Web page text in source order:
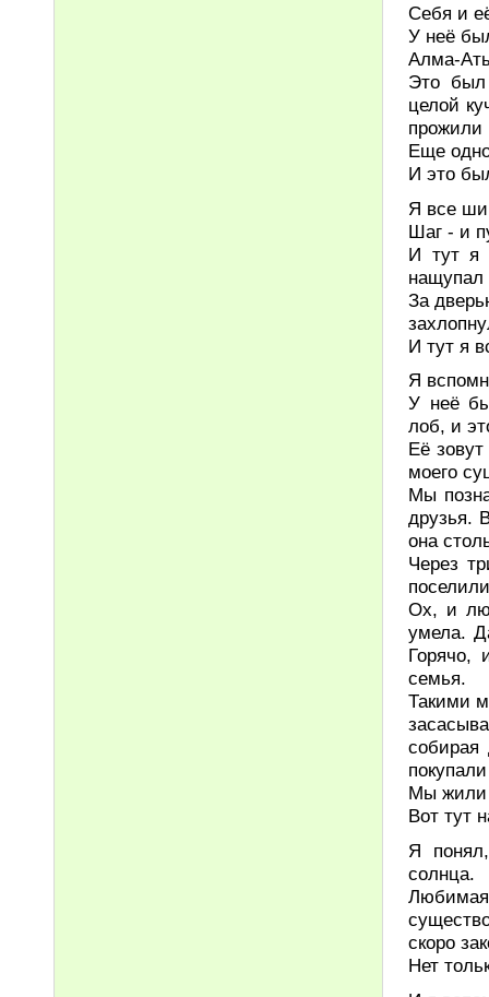
Себя и
У неё
Алма-
Это
целой
прожили
Еще
И это
Я все
Шаг - и
И тут я
нащупал
За
И тут я
Я
У неё
лоб, и
Её
моего
Мы
друзья.
она
Через
Ох, и
умела.
Горячо,
семья.
Такими
собирая
Мы жили
Вот тут
Я
солнца.
скоро
Нет